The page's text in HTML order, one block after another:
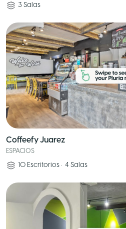
3 Salas
Coffeefy Juarez
ESPACIOS
10 Escritorios • 4 Salas